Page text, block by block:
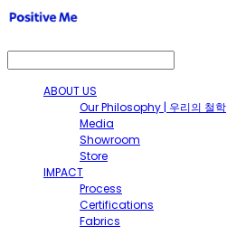
ABOUT US
Our Philosophy | 우리의 철학
Media
Showroom
Store
IMPACT
Process
Certifications
Fabrics